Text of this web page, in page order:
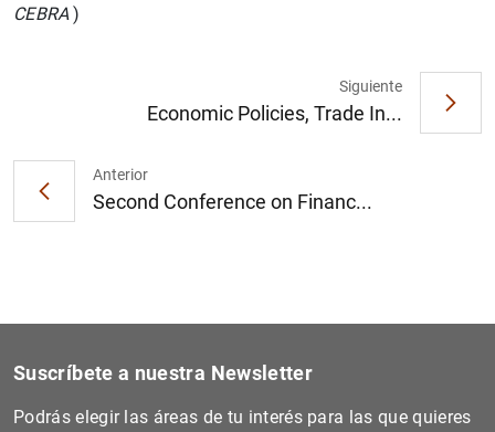
CEBRA)
Anterior
Second Conference on Financ...
Siguiente
Economic Policies, Trade In...
Suscríbete a nuestra Newsletter
Podrás elegir las áreas de tu interés para las que quieres